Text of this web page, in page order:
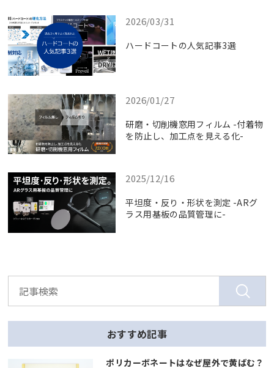
2026/03/31
ハードコートの人気記事3選
2026/01/27
研磨・切削機窓用フィルム -付着物
を防止し、加工点を見える化-
2025/12/16
平坦度・反り・形状を測定 -ARグ
ラス用基板の品質管理に-
おすすめ記事
ポリカーボネートはなぜ屋外で黄ばむ？